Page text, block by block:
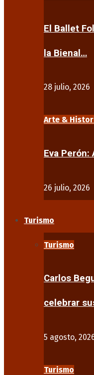
El Ballet
la Bienal…
28 julio, 2026
Arte &
Eva
26 julio, 2026
Turismo
Turismo
Carlos
celebrar
5 agosto,
Turismo